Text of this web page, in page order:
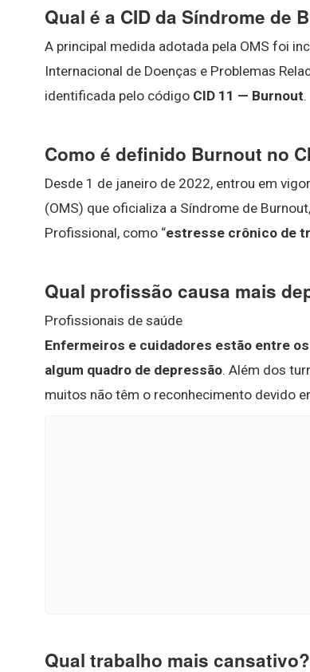
Qual é a CID da Síndrome de
A principal medida adotada pela OMS foi
Internacional de Doenças e Problemas
identificada pelo código CID 11 — Burnout.
Como é definido Burnout no
Desde 1 de janeiro de 2022, entrou em
(OMS) que oficializa a Síndrome de
Profissional, como “estresse crônico de
Qual profissão causa mais
Profissionais de saúde
Enfermeiros e cuidadores estão entre
algum quadro de depressão. Além dos
muitos não têm o reconhecimento devido
Qual trabalho mais cansativo?